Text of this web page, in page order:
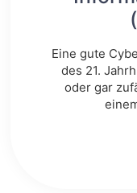
Eine gute
des 21.
oder gar